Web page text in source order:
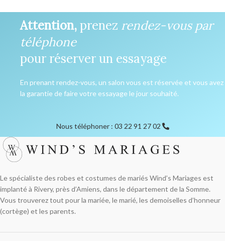
Attention,prenez rendez-vous par
téléphone
pour réserver un essayage
En prenant rendez-vous, un salon vous est réservée et vous avez
la garantie de faire votre essayage le jour souhaité.
Nous téléphoner : 03 22 91 27 02
Le spécialiste des robes et costumes de mariés Wind’s Mariages est
implanté à Rivery, près d’Amiens, dans le département de la Somme.
Vous trouverez tout pour la mariée, le marié, les demoiselles d’honneur
(cortège) et les parents.